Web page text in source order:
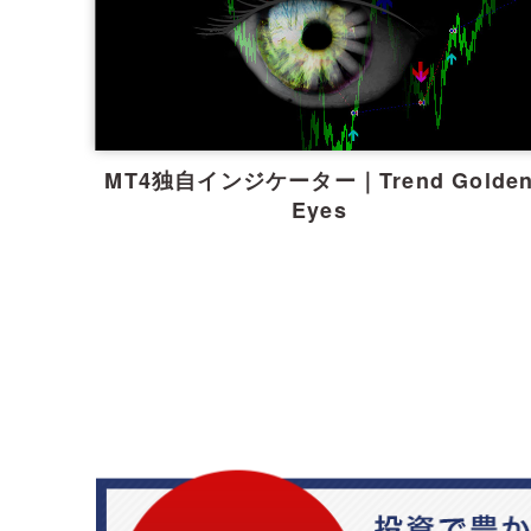
MT4独自インジケーター｜Trend
Eyes